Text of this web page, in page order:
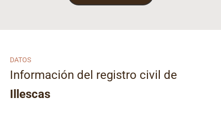
DATOS
Información del registro civil de
Illescas